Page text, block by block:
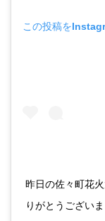
この投稿を
昨日の佐々町花
りがとうござい